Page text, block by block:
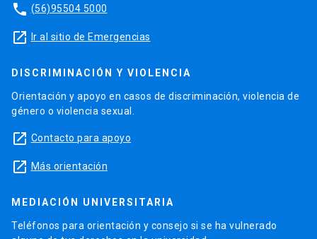
phone (56)95504 5000
launch Ir al sitio de Emergencias
DISCRIMINACIÓN Y VIOLENCIA
Orientación y apoyo en casos de discriminación, violencia de
género o violencia sexual.
launch Contacto para apoyo
launch Más orientación
MEDIACIÓN UNIVERSITARIA
Teléfonos para orientación y consejo si se ha vulnerado